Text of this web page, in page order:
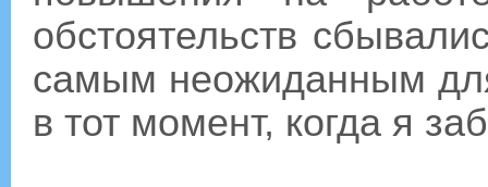
обстоятельств
самым неожиданным
в тот момент, когда я